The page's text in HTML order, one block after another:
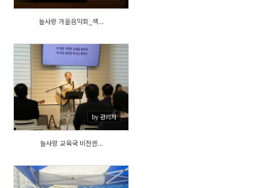
늘사랑 가을음악회_색...
by 관리자
395
늘사랑 교육국 비전센...